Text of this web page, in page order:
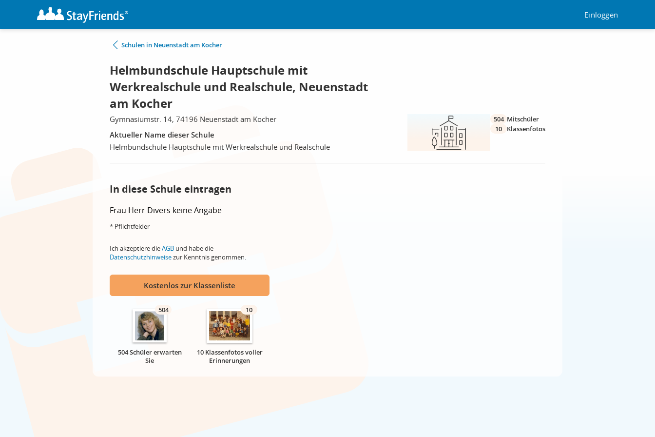
Einloggen
Schulen in Neuenstadt am Kocher
Helmbundschule Hauptschule mit
Werkrealschule und Realschule, Neuenstadt
am Kocher
Gymnasiumstr. 14, 74196 Neuenstadt am Kocher
Aktueller Name dieser Schule
Helmbundschule Hauptschule mit Werkrealschule und Realschule
504 Mitschüler
10
Klassenfotos
In diese Schule eintragen
Frau Herr Divers keine Angabe
* Pflichtfelder
Ich akzeptiere dieAGB und habe die
Datenschutzhinweisezur Kenntnis genommen.
Kostenlos zur Klassenliste
504
504 Schüler erwarten
Sie
10
10 Klassenfotos voller
Erinnerungen